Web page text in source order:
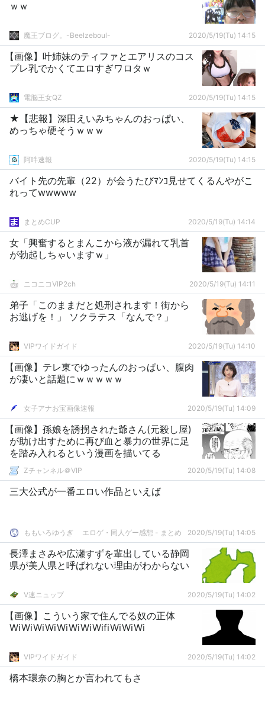
ｗｗ
魔王ブログ。-Beelzeboul- 2020/5/19(Tu) 14:15
【画像】叶姉妹のティファとエアリスのコス
プレ乳でかくてエロすぎワロタｗ
電脳王女QZ 2020/5/19(Tu) 14:15
★【悲報】深田えいみちゃんのおっぱい、
めっちゃ硬そうｗｗｗ
阿吽速報 2020/5/19(Tu) 14:15
バイト先の先輩（22）が会うたびﾏﾝｺ見せてくるんやがこ
れってwwwww
まとめCUP 2020/5/19(Tu) 14:14
女「興奮するとまんこから液が漏れて乳首
が勃起しちゃいますｗ」
ニコニコVIP2ch 2020/5/19(Tu) 14:11
弟子「このままだと処刑されます！街から
お逃げを！」 ソクラテス「なんで？」
VIPワイドガイド 2020/5/19(Tu) 14:10
【画像】テレ東でゆったんのおっぱい、腹肉
が凄いと話題にｗｗｗｗｗ
女子アナお宝画像速報 2020/5/19(Tu) 14:09
【画像】孫娘を誘拐された爺さん(元殺し屋)
が助け出すために再び血と暴力の世界に足
を踏み入れるという漫画を描いてる
Zチャンネル＠VIP 2020/5/19(Tu) 14:08
三大公式が一番エロい作品といえば
ももいろゆうぎ エロゲ・同人ゲー感想 - まとめ 2020/5/19(Tu) 14:05
長澤まさみや広瀬すずを輩出している静岡
県が美人県と呼ばれない理由がわからない
V速ニュップ 2020/5/19(Tu) 14:02
【画像】こういう家で住んでる奴の正体
WiWiWiWiWiWiWiWifiWiWiWi
VIPワイドガイド 2020/5/19(Tu) 14:02
橋本環奈の胸とか言われてもさ